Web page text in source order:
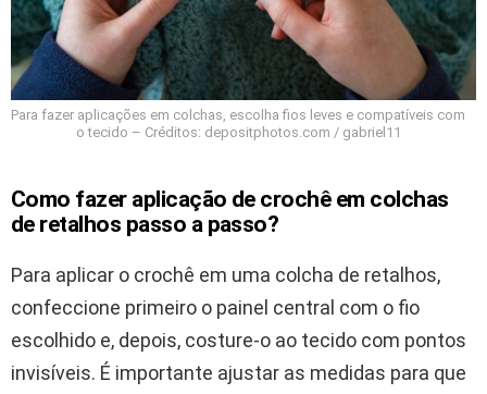
Para fazer aplicações em colchas, escolha fios leves e compatíveis com
o tecido – Créditos: depositphotos.com / gabriel11
Como fazer aplicação de crochê em colchas
de retalhos passo a passo?
Para aplicar o crochê em uma colcha de retalhos,
confeccione primeiro o painel central com o fio
escolhido e, depois, costure-o ao tecido com pontos
invisíveis. É importante ajustar as medidas para que